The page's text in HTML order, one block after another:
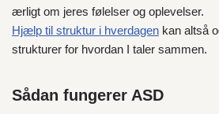
ærligt om jeres følelser og oplevelser.
Hjælp til struktur i hverdagen kan altså
strukturer for hvordan I taler sammen.
Sådan fungerer ASD